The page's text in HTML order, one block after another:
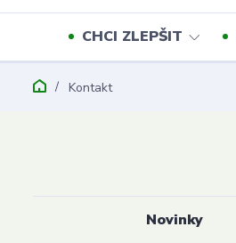
CHCI ZLEPŠIT
Kontakt
Novinky